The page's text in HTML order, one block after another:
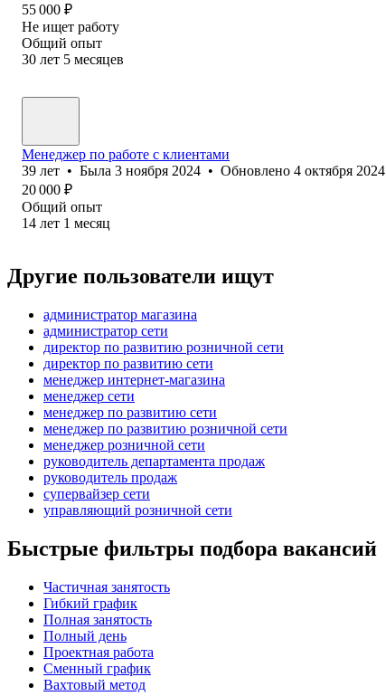
55 000 ₽
Не ищет работу
Общий опыт
30 лет 5 месяцев
Менеджер по работе с клиентами
39 лет • Была 3 ноября 2024 • Обновлено 4 октября 2024
20 000 ₽
Общий опыт
14 лет 1 месяц
Другие пользователи ищут
администратор магазина
администратор сети
директор по развитию розничной сети
директор по развитию сети
менеджер интернет-магазина
менеджер сети
менеджер по развитию сети
менеджер по развитию розничной сети
менеджер розничной сети
руководитель департамента продаж
руководитель продаж
супервайзер сети
управляющий розничной сети
Быстрые фильтры подбора вакансий
Частичная занятость
Гибкий график
Полная занятость
Полный день
Проектная работа
Сменный график
Вахтовый метод